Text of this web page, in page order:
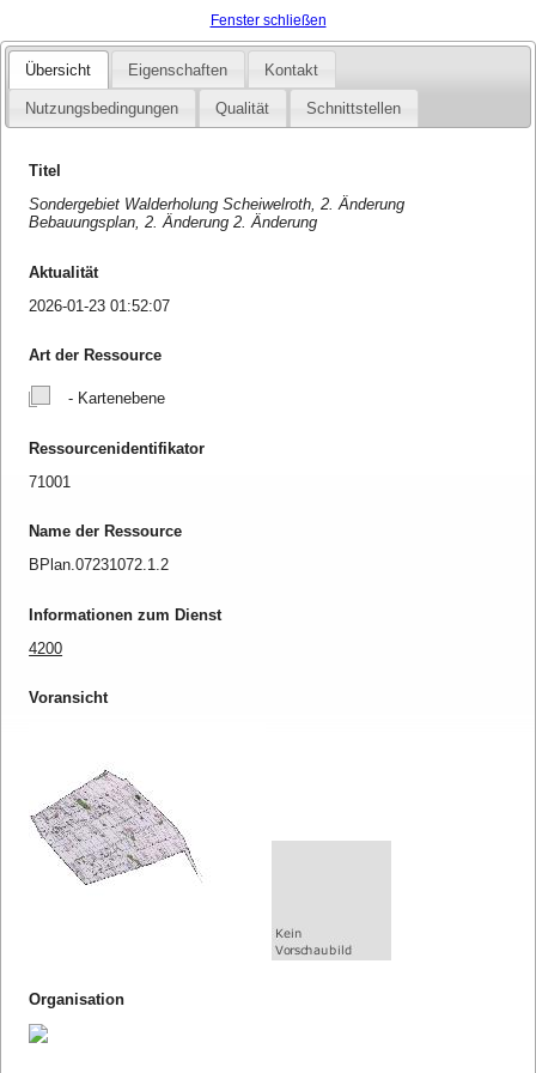
Fenster schließen
Übersicht Eigenschaften Kontakt
Nutzungsbedingungen Qualität Schnittstellen
Titel
Sondergebiet Walderholung Scheiwelroth, 2. Änderung
Bebauungsplan, 2. Änderung 2. Änderung
Aktualität
2026-01-23 01:52:07
Art der Ressource
- Kartenebene
Ressourcenidentifikator
71001
Name der Ressource
BPlan.07231072.1.2
Informationen zum Dienst
4200
Voransicht
Organisation